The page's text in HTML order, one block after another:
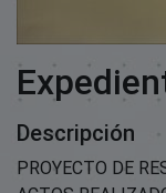
Descripción
PROYECTO DE